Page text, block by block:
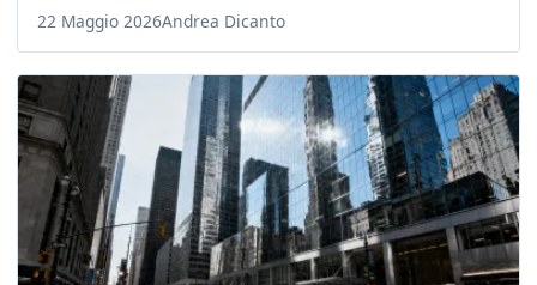
22 Maggio 2026Andrea Dicanto